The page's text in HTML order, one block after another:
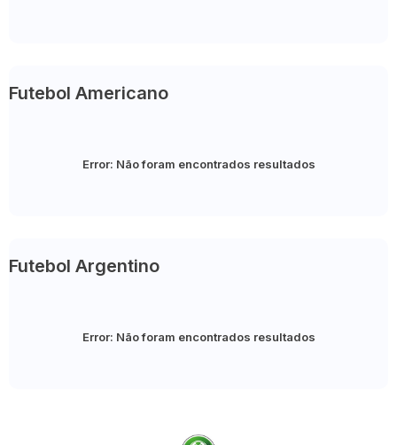
Futebol Americano
Error: Não foram encontrados resultados
Futebol Argentino
Error: Não foram encontrados resultados